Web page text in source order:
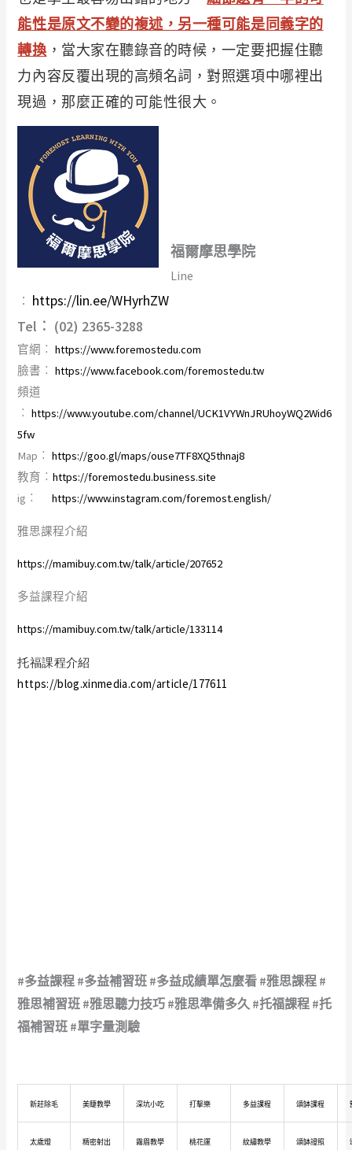
能性是原文不變的複述，另一種可能是同義字的
轉換 ，當大家在聽錄音的時候，一定要把握住聽
力內容反覆出現的高頻名詞，對照選項中哪裡出
現過，那麼正確的可能性很大。
福爾摩思學院
Line
︰ https://lin.ee/WHyrhZW
Tel︰ (02) 2365-3288
官網︰https://www.foremostedu.com
臉書︰https://www.facebook.com/foremostedu.tw
頻道
︰https://www.youtube.com/channel/UCK1VYWnJRUhoyWQ2Wid6
5fw
Map︰https://goo.gl/maps/ouse7TF8XQ5thnaj8
教育︰https://foremostedu.business.site
ig︰https://www.instagram.com/foremost.english/
雅思課程介紹
https://mamibuy.com.tw/talk/article/207652
多益課程介紹
https://mamibuy.com.tw/talk/article/133114
托福課程介紹
https://blog.xinmedia.com/article/177611
#多益課程 #多益補習班 #多益成績單怎麼看 #雅思課程 #
雅思補習班 #雅思聽力技巧 #雅思準備多久 #托福課程 #托
福補習班 #單字量測驗
新莊除毛 美睫教學 深坑小吃 打擊樂 多益課程 頌缽課程
太歲燈 精密射出 霧眉教學 桃花運 紋繡教學 頌缽證照